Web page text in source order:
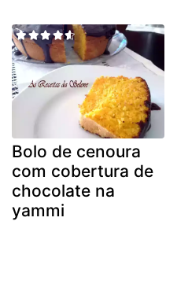
Bolo de cenoura
com cobertura de
chocolate na
yammi